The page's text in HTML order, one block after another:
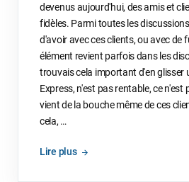
devenus aujourd'hui, des amis et
fidèles. Parmi toutes les
d'avoir avec ces clients, ou avec de
élément revient parfois dans les
trouvais cela important d'en glisser
Express, n'est pas rentable, ce n'est
vient de la bouche même de ces
cela, …
Lire plus